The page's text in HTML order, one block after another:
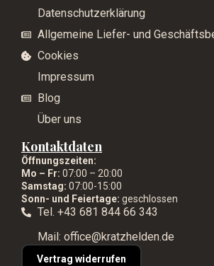
Datenschutzerklärung
Allgemeine Liefer- und
Cookies
Impressum
Blog
Über uns
Kontaktdaten
Öffnungszeiten:
Mo – Fr: 07:00 – 20:00
Samstag: 07:00-15:00
Sonn- und Feiertage: geschlossen
Tel. +43 681 844 66 343
Mail: office@kratzhelden.de
Vertrag widerrufen